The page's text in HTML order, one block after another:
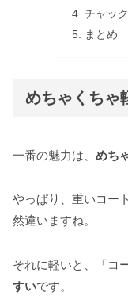
チャッ
まとめ
めちゃくちゃ
一番の魅力は、 めち
やっぱり、重いコー
然違いますね。
それに軽いと、「コ
すいです。